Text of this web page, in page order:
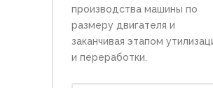
производства машины по
размеру двигателя и
заканчивая этапом
и переработки.